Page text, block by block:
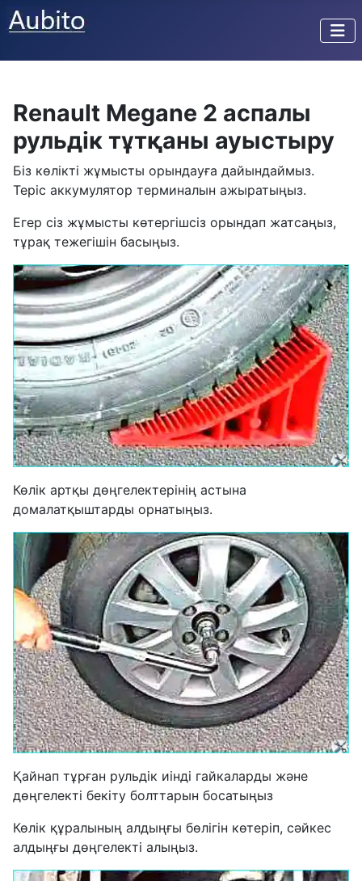
Renault Megane 2 аспалы
рульдік тұтқаны ауыстыру
Біз көлікті жұмысты орындауға дайындаймыз.
Теріс аккумулятор терминалын ажыратыңыз.
Егер сіз жұмысты көтергішсіз орындап жатсаңыз,
тұрақ тежегішін басыңыз.
Көлік артқы дөңгелектерінің астына
домалатқыштарды орнатыңыз.
Қайнап тұрған рульдік иінді гайкаларды және
дөңгелекті бекіту болттарын босатыңыз
Көлік құралының алдыңғы бөлігін көтеріп, сәйкес
алдыңғы дөңгелекті алыңыз.